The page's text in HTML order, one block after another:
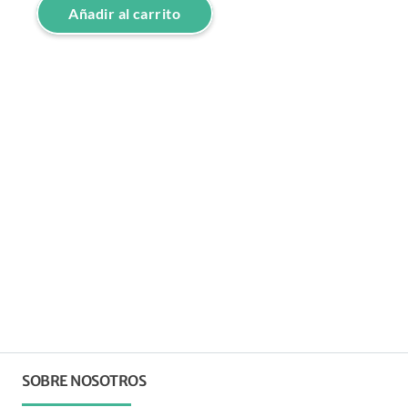
Añadir al carrito
SOBRE NOSOTROS